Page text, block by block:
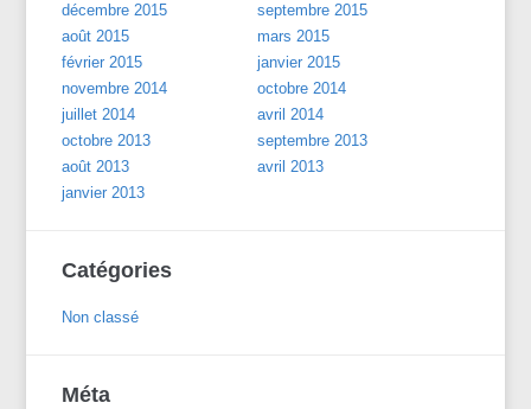
décembre 2015
septembre 2015
août 2015
mars 2015
février 2015
janvier 2015
novembre 2014
octobre 2014
juillet 2014
avril 2014
octobre 2013
septembre 2013
août 2013
avril 2013
janvier 2013
Catégories
Non classé
Méta